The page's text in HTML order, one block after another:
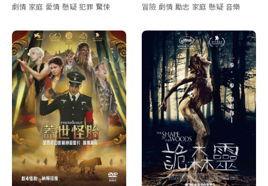
劇情 家庭 愛情 懸疑 犯罪 驚悚 冒險 劇情 勵志 家庭 懸疑 音樂